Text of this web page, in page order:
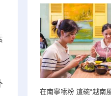
在南寧嗦粉 這碗“越南